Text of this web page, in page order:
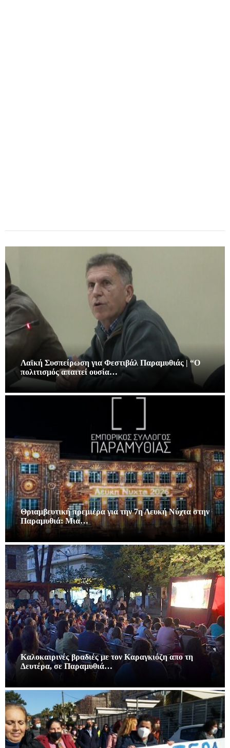
Λαϊκή Συσπείρωση για Φεστιβάλ Παραμυθιάς | “Ο
πολιτισμός απαιτεί ουσία…
Θριαμβευτική πρεμιέρα για την 7η Λευκή Νύχτα στην
Παραμυθιά: Μια…
Καλοκαιρινές βραδιές με τον Καραγκιόζη απο τη
Δευτέρα, σε Παραμυθιά…